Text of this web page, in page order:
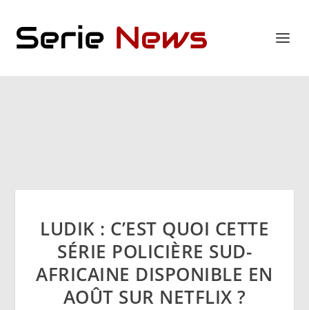
LUDIK : C’EST QUOI CETTE
SÉRIE POLICIÈRE SUD-
AFRICAINE DISPONIBLE EN
AOÛT SUR NETFLIX ?